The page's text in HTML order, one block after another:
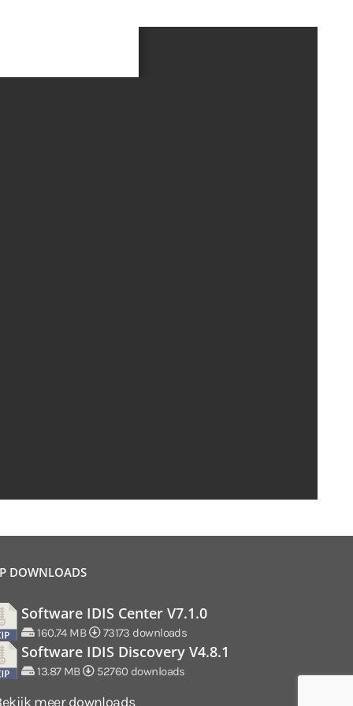
DOWNLOADS
Software IDIS Center V7.1.0
160.74 MB 73173 downloads
Software IDIS Discovery V4.8.1
13.87 MB 52760 downloads
meer downloads